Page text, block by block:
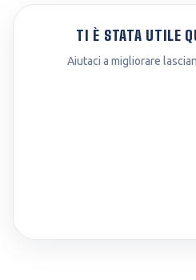
TI È STATA UTILE
Aiutaci a migliorare